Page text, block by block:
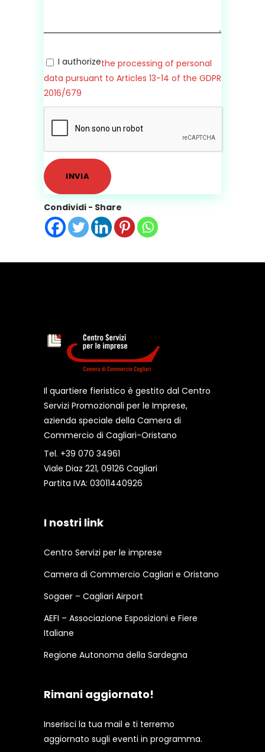
I authorizethe processing of personal
data pursuant to Articles 13-14 of the GDPR
2016/679
Condividi - Share
Il quartiere fieristico è gestito dal Centro
Servizi Promozionali per le Imprese,
azienda speciale della Camera di
Commercio di Cagliari-Oristano
Tel. +39 070 34961
Viale Diaz 221, 09126 Cagliari
Partita IVA: 03011440926
I nostri link
Centro Servizi per le imprese
Camera di Commercio Cagliari e Oristano
Sogaer – Cagliari Airport
AEFI – Associazione Esposizioni e Fiere
Italiane
Regione Autonoma della Sardegna
Rimani aggiornato!
Inserisci la tua mail e ti terremo
aggiornato sugli eventi in programma.